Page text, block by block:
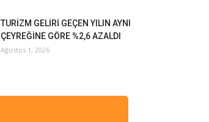
TURİZM GELİRİ GEÇEN YILIN AYNI
ÇEYREĞİNE GÖRE %2,6 AZALDI
Ağustos 1, 2026